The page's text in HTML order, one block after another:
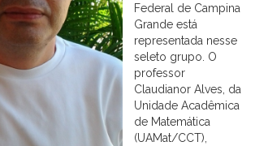
Federal de Campina
Grande está
representada nesse
seleto grupo. O
professor
Claudianor Alves, da
Unidade Acadêmica
de Matemática
(UAMat/CCT),